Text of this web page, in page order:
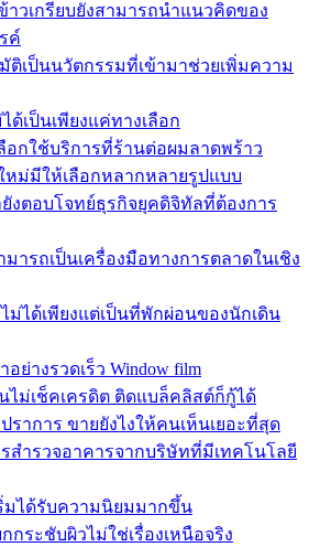
าวเกรียบยังสามารถนำแนวคิดของ
ค์
ติเป็นนวัตกรรมที่เข้ามาช่วยเพิ่มความ
ด้เป็นเพียงแค่ทางเลือก
อกใช้บริการที่ร้านต่อผมลาดพร้าว
หม่มีให้เลือกหลากหลายรูปแบบ
งตอบโจทย์ธุรกิจยุคดิจิทัลที่ต้องการ
มารถเป็นเครื่องมือทางการตลาดในเชิง
ไม่ได้เพียงแต่เป็นที่พักผ่อนของนักเดิน
ย่างรวดเร็ว Window film
ไม่เช็คเครดิต ติดแบล็คลิสต์ก็กู้ได้
าการ ขายยังไงให้คนเห็นเยอะที่สุด
สำรวจอาคารจากบริษัทที่มีเทคโนโลยี
มได้รับความนิยมมากขึ้น
กระชับผิวไม่ใช่เรื่องเหนือจริง